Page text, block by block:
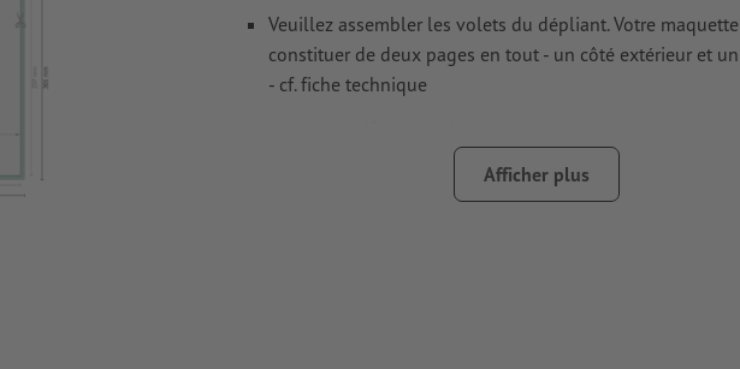
Veuillez assembler les volets du dépliant. Votre
constituer de deux pages en tout - un côté extérieur et
- cf. fiche technique
nous ne pouvons pas toujours veiller aux
Afficher plus